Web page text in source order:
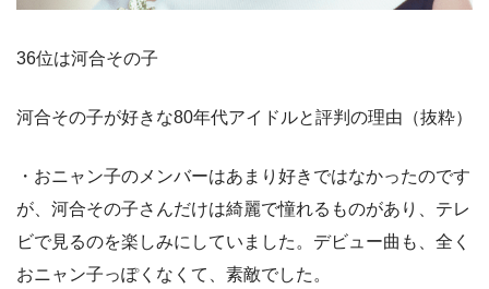
36位は河合その子
河合その子が好きな80年代アイドルと評判の理由（抜粋）
・おニャン子のメンバーはあまり好きではなかったのです
が、河合その子さんだけは綺麗で憧れるものがあり、テレ
ビで見るのを楽しみにしていました。デビュー曲も、全く
おニャン子っぽくなくて、素敵でした。